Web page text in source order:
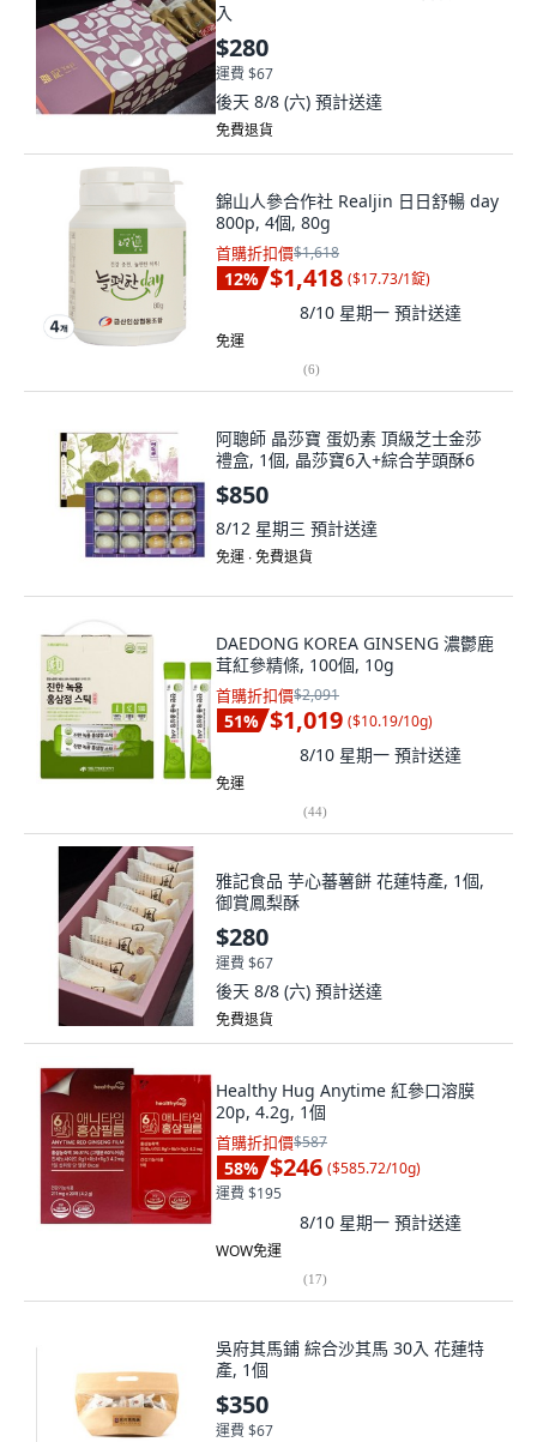
入
$280
運費 $67
後天 8/8 (六) 預計送達
免費退貨
錦山人參合作社 Realjin 日日舒暢 day
800p, 4個, 80g
首購折扣價$1,618
12% $1,418 ($17.73/1錠)
8/10 星期一 預計送達
免運
(6)
阿聰師 晶莎寶 蛋奶素 頂級芝士金莎
禮盒, 1個, 晶莎寶6入+綜合芋頭酥6
$850
8/12 星期三 預計送達
免運 ∙ 免費退貨
DAEDONG KOREA GINSENG 濃鬱鹿
茸紅參精條, 100個, 10g
首購折扣價$2,091
51% $1,019 ($10.19/10g)
8/10 星期一 預計送達
免運
(44)
雅記食品 芋心蕃薯餅 花蓮特產, 1個,
御賞鳳梨酥
$280
運費 $67
後天 8/8 (六) 預計送達
免費退貨
Healthy Hug Anytime 紅參口溶膜
20p, 4.2g, 1個
首購折扣價$587
58% $246 ($585.72/10g)
運費 $195
8/10 星期一 預計送達
WOW免運
(17)
吳府其馬鋪 綜合沙其馬 30入 花蓮特
產, 1個
$350
運費 $67